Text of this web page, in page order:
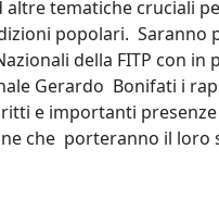
tematiche cruciali
popolari. Saranno
della FITP con in
Gerardo Bonifati i
e importanti
che porteranno il loro